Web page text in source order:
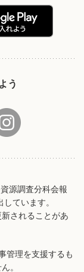
う
源調査分科会報
ています。
されることがあ
管理を支援するも
。